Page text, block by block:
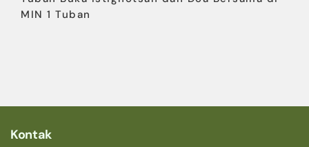
MIN 1 Tuban
Kontak